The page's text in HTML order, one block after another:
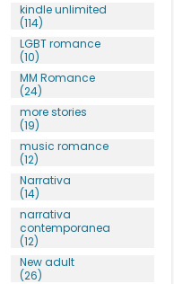
kindle unlimited
(114)
LGBT romance
(10)
MM Romance
(24)
more stories
(19)
music romance
(12)
Narrativa
(14)
narrativa
contemporanea
(12)
New adult
(26)